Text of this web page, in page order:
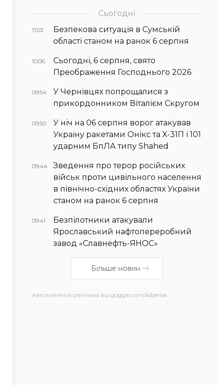
Сьогодні
11:03
Безпекова ситуація в Сумській
області станом на ранок 6 серпня
10:06
Сьогодні, 6 серпня, свято
Преображення Господнього 2026
09:54
У Чернівцях попрощалися з
прикордонником Віталієм Скругом
09:50
У ніч на 06 серпня ворог атакував
Україну ракетами Онікс та Х-31П і 101
ударним БпЛА типу Shahed
09:44
Зведення про терор російських
військ проти цивільного населення
в північно-східних областях України
станом на ранок 6 серпня
09:41
Безпілотники атакували
Ярославський нафтопереробний
завод «Славнефть-ЯНОС»
Більше новин
Автоматична реклама від goggle.com/adsense: